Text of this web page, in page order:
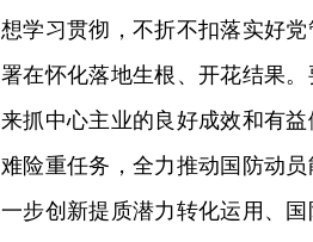
想学习贯彻，不折不扣落实好
署在怀化落地生根、开花结果
来抓中心主业的良好成效和有
难险重任务，全力推动国防动
一步创新提质潜力转化运用、